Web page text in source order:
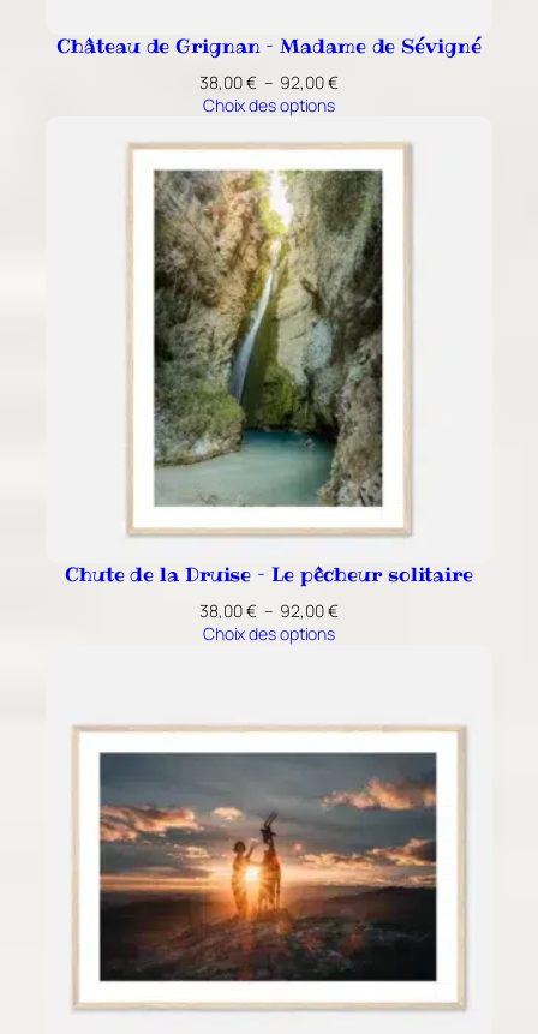
Château de Grignan – Madame de Sévigné
38,00€ – 92,00€Plage
38,00 €
à
92,00 €
Choix des options
Chute de la Druise – Le pêcheur solitaire
38,00€ – 92,00€Plage
92,00 €
Choix des options